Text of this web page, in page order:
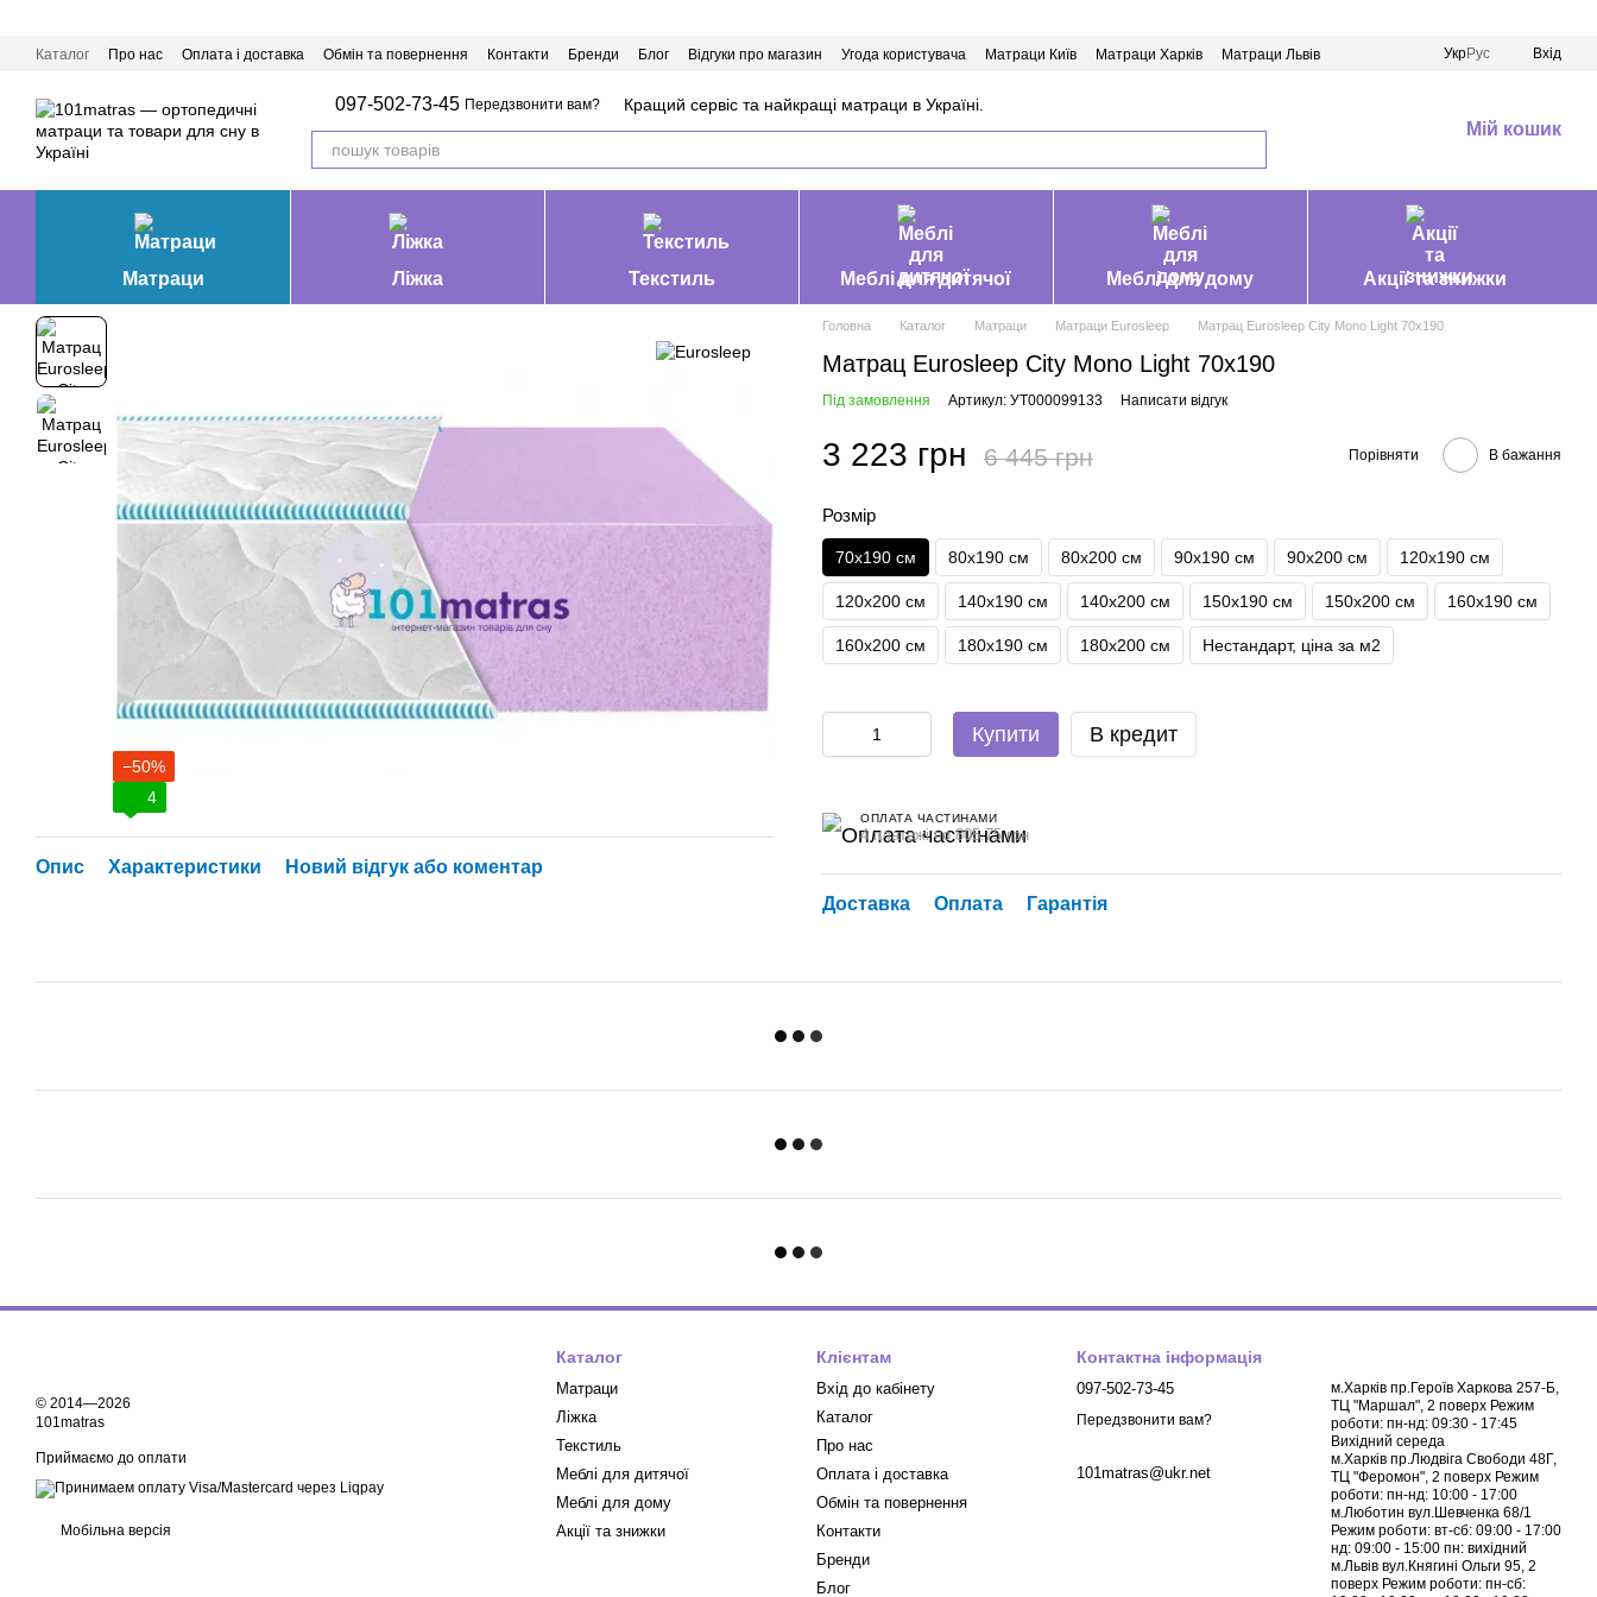
Каталог Про нас Оплата і доставка Обмін та повернення Контакти Бренди Блог Відгуки про магазин Угода користувача Матраци Київ Матраци Харків
Матраци Львів
УкрРус Вхід
097-502-73-45 Передзвонити вам? Кращий сервіс та найкращі матраци в Україні.
Мій кошик
Матраци Ліжка Текстиль Меблі для дитячої Меблі для дому Акції та знижки
−50%
4
Опис Характеристики Новий відгук або коментар
Головна Каталог Матраци Матраци Eurosleep Матрац Eurosleep City Mono Light 70х190
Матрац Eurosleep City Mono Light 70х190
Під замовлення Артикул: УТ000099133 Написати відгук
3 223 грн 6 445 грн Порівняти В бажання
Розмір
70х190 см 80х190 см 80х200 см 90х190 см 90х200 см 120х190 см
120х200 см 140х190 см 140х200 см 150х190 см 150х200 см 160х190 см
160х200 см 180х190 см 180х200 см Нестандарт, ціна за м2
Купити В кредит
ОПЛАТА ЧАСТИНАМИ
4 платежі по 805.75 грн
Доставка Оплата Гарантія
© 2014—2026
101matras
Приймаємо до оплати
Мобільна версія
Каталог
Матраци
Ліжка
Текстиль
Меблі для дитячої
Меблі для дому
Акції та знижки
Клієнтам
Вхід до кабінету
Каталог
Про нас
Оплата і доставка
Обмін та повернення
Контакти
Бренди
Блог
Контактна інформація
097-502-73-45
Передзвонити вам?
101matras@ukr.net
м.Харків пр.Героїв Харкова 257-Б,
ТЦ "Маршал", 2 поверх Режим
роботи: пн-нд: 09:30 - 17:45
Вихідний середа
м.Харків пр.Людвіга Свободи 48Г,
ТЦ "Феромон", 2 поверх Режим
роботи: пн-нд: 10:00 - 17:00
м.Люботин вул.Шевченка 68/1
Режим роботи: вт-сб: 09:00 - 17:00
нд: 09:00 - 15:00 пн: вихідний
м.Львів вул.Княгині Ольги 95, 2
поверх Режим роботи: пн-сб: